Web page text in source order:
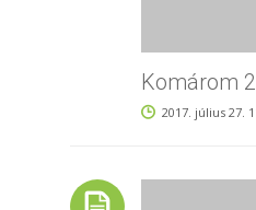
Komárom
2017. július 27.